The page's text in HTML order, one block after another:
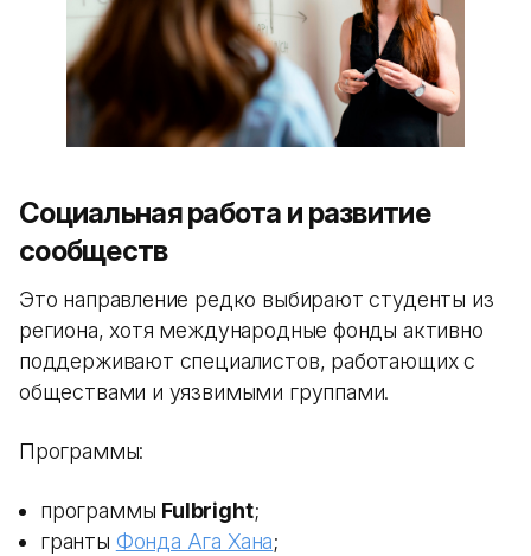
Социальная работа и развитие
сообществ
Это направление редко выбирают студенты из
региона, хотя международные фонды активно
поддерживают специалистов, работающих с
обществами и уязвимыми группами.
Программы:
программы Fulbright;
гранты Фонда Ага Хана;